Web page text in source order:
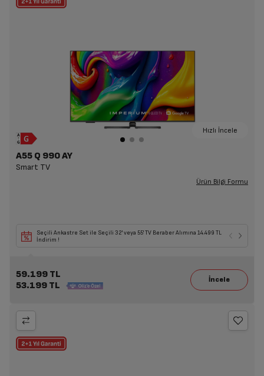
Hızlı İncele
A55 Q 990 AY
Smart TV
Ürün Bilgi Formu
Seçili Ankastre Set ile Seçili 32' veya 55' TV Beraber Alımına 14.499 TL
İndirim !
59.199 TL
53.199 TL